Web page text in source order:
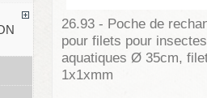
26.93 - Poche de
pour filets pour insectes
aquatiques Ø 35cm,
1x1xmm